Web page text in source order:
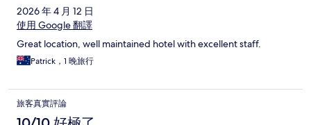
2026 年 4 月 12 日
使用 Google 翻譯
Great location, well maintained hotel with excellent staff.
Patrick，1 晚旅行
旅客真實評論